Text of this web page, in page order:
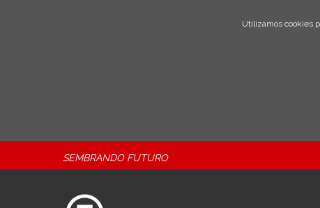
Utilizamos cookies
SEMBRANDO FUTURO